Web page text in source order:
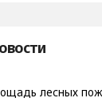
лесных